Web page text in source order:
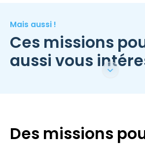
Mais aussi !
Ces missions
aussi vous
Des missions